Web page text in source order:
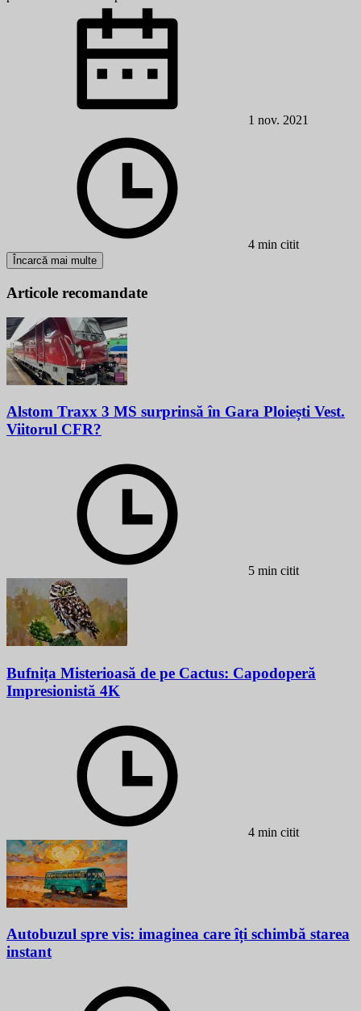
1 nov. 2021
4 min citit
Încarcă mai multe
Articole recomandate
Alstom Traxx 3 MS surprinsă în Gara Ploiești Vest.
Viitorul CFR?
5 min citit
Bufnița Misterioasă de pe Cactus: Capodoperă
Impresionistă 4K
4 min citit
Autobuzul spre vis: imaginea care îți schimbă starea
instant